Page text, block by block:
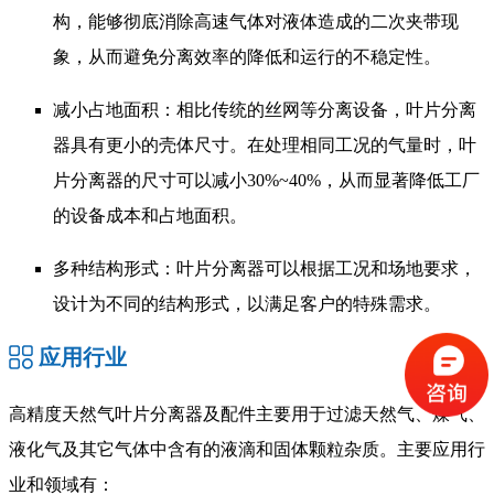
构，能够彻底消除高速气体对液体造成的二次夹带现
象，从而避免分离效率的降低和运行的不稳定性。
减小占地面积：相比传统的丝网等分离设备，叶片分离
器具有更小的壳体尺寸。在处理相同工况的气量时，叶
片分离器的尺寸可以减小30%~40%，从而显著降低工厂
的设备成本和占地面积。
多种结构形式：叶片分离器可以根据工况和场地要求，
设计为不同的结构形式，以满足客户的特殊需求。
应用行业
高精度天然气叶片分离器及配件主要用于过滤天然气、煤气、
液化气及其它气体中含有的液滴和固体颗粒杂质。主要应用行
业和领域有：